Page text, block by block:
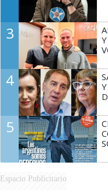
3
4
5
Espacio Publicitario